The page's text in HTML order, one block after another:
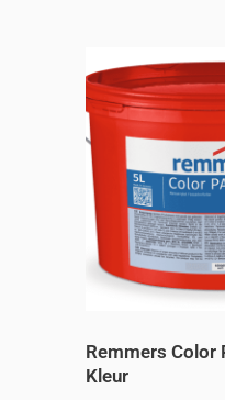
Remmers Color
Kleur